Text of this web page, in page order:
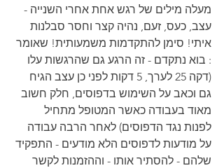
מעלה מילים של רגש אחת אחרי השנייה -
עצב, כעס, זעם, נהיה קצר וחסר סבלנות
איתי! סימן להתקדמות משמעותית! שאומר
: בוא נתקדם - זה הרגע גם שהרגשות עלו
(דקה 25 לערך, 5 דקות לפני כן עצב הגיח
גם וכאב על השימוש בדפוסים, חלק חשוב
מאוד בעבודה כאשר המטופל מתחיל
לפנות נגד הדפוסים) לאחר הרבה עבודה
על מודעות לדפוסים הלא מודעים - התפקיד
שלהם - להסתיר אותו - וההזמנות לקשר